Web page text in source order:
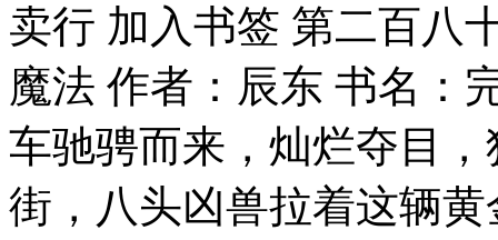
卖行 加入书签 第二百八
魔法 作者：辰东 书名：
车驰骋而来，灿烂夺目
街，八头凶兽拉着这辆